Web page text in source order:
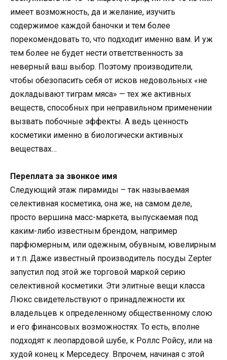
имеет возможность, да и желание, изучить
содержимое каждой баночки и тем более
порекомендовать то, что подходит именно вам. И уж
тем более не будет нести ответственность за
неверный ваш выбор. Поэтому производители,
чтобы обезопасить себя от исков недовольных «не
докладывают тиграм мяса» — тех же активных
веществ, способных при неправильном применении
вызвать побочные эффекты. А ведь ценность
косметики именно в биологически активных
веществах…
Переплата за звонкое имя
Следующий этаж пирамиды – так называемая
селективная косметика, она же, на самом деле,
просто вершина масс-маркета, выпускаемая под
каким-либо известным брендом, например
парфюмерным, или одежным, обувным, ювелирным
и т.п. Даже известный производитель посуды Zepter
запустил под этой же торговой маркой серию
селективной косметики. Эти элитные вещи класса
Люкс свидетельствуют о принадлежности их
владельцев к определенному общественному слою
и его финансовых возможностях. То есть, вполне
подходят к леопардовой шубе, к Роллс Ройсу, или на
худой конец к Мерседесу. Впрочем, начиная с этой